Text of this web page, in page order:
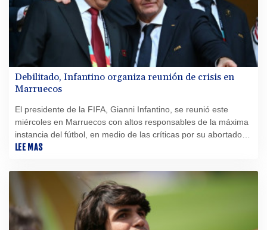
Debilitado, Infantino organiza reunión de crisis en
Marruecos
El presidente de la FIFA, Gianni Infantino, se reunió este
miércoles en Marruecos con altos responsables de la máxima
instancia del fútbol, en medio de las críticas por su abortado
proyecto de abrir la institución a la inversión privada.
LEE MAS